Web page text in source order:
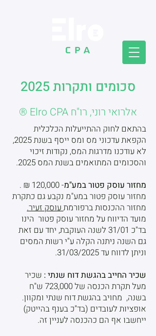
סכומים ותקרות 2025
אלרואי רוני, רו"ח Elro CPA ®
בהתאם לחוק ההתייעלות הכלכלית
הקפאת עדכוני מס ומס ייסף בשנת 2025,
לא עודכנו מדרגות המס, נקודות זיכוי
והסכומים המתואמים בשנת המס 2025.
מחזור עוסק פטור במע"מ- 120,000 ₪ .
מחזור עוסק פטור במע"מ נקבע גם כתקרת
מחזור ההכנסות ברפורמתעוסק זעיר.
מועד הדיווח על מחזור עוסק פטור הינו
בד"כ 31/01 לשנה העוקבת, יחד עם זאת
גם השנה ניתנה הקלה ע"י רשות המסים
וניתן לדווח עד 31/03/2025.
שכיר החייב בהגשת דוח שנתי : שכיר
מעל תקרת הכנסה של 723,000 ש"ח
בשנה, מחויב בהגשת דוח שנתי ומקוון.
אופציות לעובדים (בד"כ בענף בהייטק)
ייחשבו אף הם כהכנסה לעניין זה.